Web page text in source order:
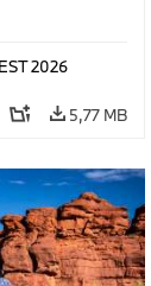
2026
5,77 MB